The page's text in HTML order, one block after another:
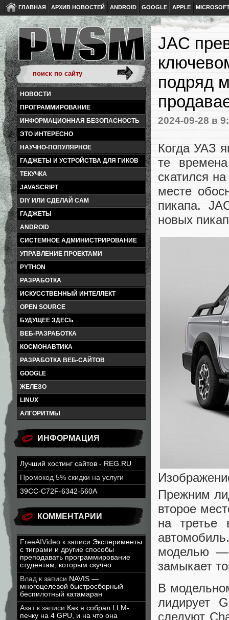
ГЛАВНАЯ АРХИВ НОВОСТЕЙ ANDROID GOOGLE APPLE
НОВОСТИ
ПРОГРАММИРОВАНИЕ
ИНФОРМАЦИОННАЯ БЕЗОПАСНОСТЬ
ЭТО ИНТЕРЕСНО
НАУЧНО-ПОПУЛЯРНОЕ
ГАДЖЕТЫ И УСТРОЙСТВА ДЛЯ ГИКОВ
ТЕКУЧКА
JAVASCRIPT
DIY ИЛИ СДЕЛАЙ САМ
ГАДЖЕТЫ
ANDROID
СИСТЕМНОЕ АДМИНИСТРИРОВАНИЕ
УПРАВЛЕНИЕ ПРОЕКТАМИ
PYTHON
РАЗРАБОТКА
ИСКУССТВЕННЫЙ ИНТЕЛЛЕКТ
OPEN SOURCE
БУДУЩЕЕ ЗДЕСЬ
ВЕБ-РАЗРАБОТКА
КОСМОНАВТИКА
РАЗРАБОТКА ВЕБ-САЙТОВ
GOOGLE
ЖЕЛЕЗО
LINUX
АЛГОРИТМЫ
ИНФОРМАЦИЯ
Лучший хостинг сайтов - REG.RU
Промокод 5% скидки на услуги
39CC-C72F-6342-560A
КОММЕНТАРИИ
FreeAIVideo к записи Эксперименты
с тиграми и другие способы
преподавать программирование
студентам, которым скучно
Влад к записи NAVIS —
многоцелевой быстросборный
беспилотный катамаран
Азатк записи Как я собрал LLM-
печку на 4 GPU, и на что она
JAC
подряд
2024-09-28 в
Когда УАЗ
те
скатился
месте
пикапа.
новых
Прежним
второе
на третье
моделью —
замыкает
В
лидирует
следуют